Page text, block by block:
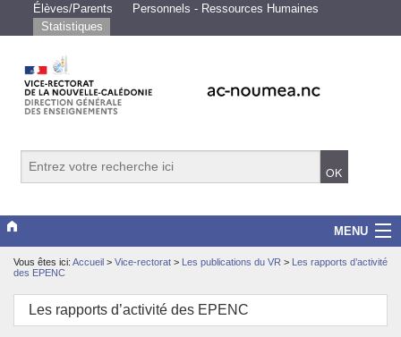
Élèves/Parents
Personnels - Ressources Humaines
Statistiques
MENU
Vice-rectorat
Scolarité/études
Vous êtes ici: Accueil > Vice-rectorat > Les publications du VR > Les rapports d’activité
des EPENC
Les rapports d’activité des EPENC